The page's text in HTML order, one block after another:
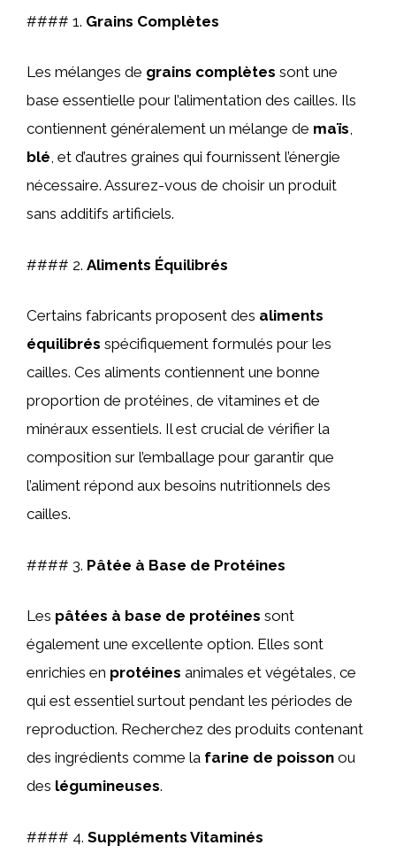
#### 1. Grains Complètes
Les mélanges de grains complètes sont une
base essentielle pour l’alimentation des cailles. Ils
contiennent généralement un mélange de maïs,
blé, et d’autres graines qui fournissent l’énergie
nécessaire. Assurez-vous de choisir un produit
sans additifs artificiels.
#### 2. Aliments Équilibrés
Certains fabricants proposent des aliments
équilibrés spécifiquement formulés pour les
cailles. Ces aliments contiennent une bonne
proportion de protéines, de vitamines et de
minéraux essentiels. Il est crucial de vérifier la
composition sur l’emballage pour garantir que
l’aliment répond aux besoins nutritionnels des
cailles.
#### 3. Pâtée à Base de Protéines
Les pâtées à base de protéines sont
également une excellente option. Elles sont
enrichies en protéines animales et végétales, ce
qui est essentiel surtout pendant les périodes de
reproduction. Recherchez des produits contenant
des ingrédients comme la farine de poisson ou
des légumineuses.
#### 4. Suppléments Vitaminés